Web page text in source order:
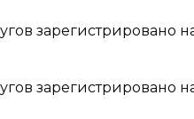
зарегистрировано
зарегистрировано